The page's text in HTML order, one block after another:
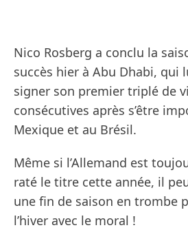
Nico Rosberg a conclu la
succès hier à Abu Dhabi, qui
signer son premier triplé de
consécutives après s’être
Mexique et au Brésil.
Même si l’Allemand est
raté le titre cette année, il
une fin de saison en trombe
l’hiver avec le moral !